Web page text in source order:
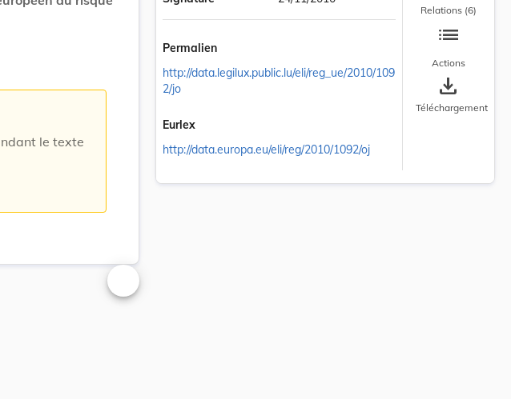
le texte
Changer la taille du texte
Permalien
http://data.legilux.public.lu/eli/reg_ue/2010/109
2/jo
Eurlex
http://data.europa.eu/eli/reg/2010/1092/oj
Relations (6)
list
Actions
save_alt
Téléchargement